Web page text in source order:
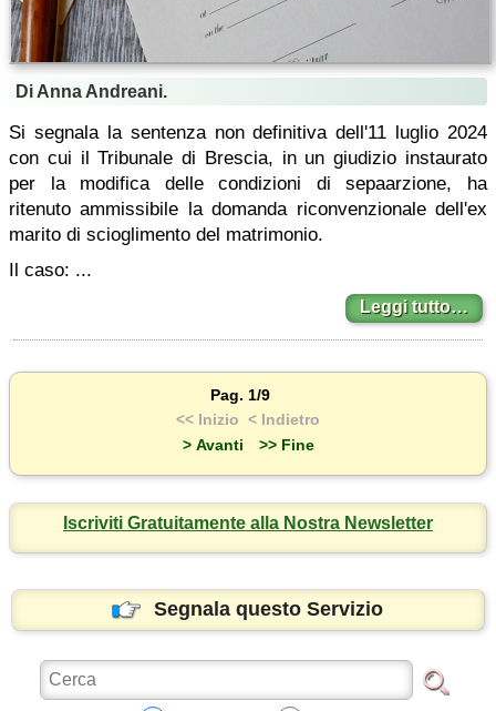
Di Anna Andreani.
Si segnala la sentenza non definitiva dell'11 luglio 2024
con cui il Tribunale di Brescia, in un giudizio instaurato
per la modifica delle condizioni di sepaarzione, ha
ritenuto ammissibile la domanda riconvenzionale dell'ex
marito di scioglimento del matrimonio.
Il caso: ...
Leggi tutto…
Pag. 1/9
<< Inizio < Indietro
> Avanti
>> Fine
Iscriviti Gratuitamente alla Nostra Newsletter
Segnala questo Servizio